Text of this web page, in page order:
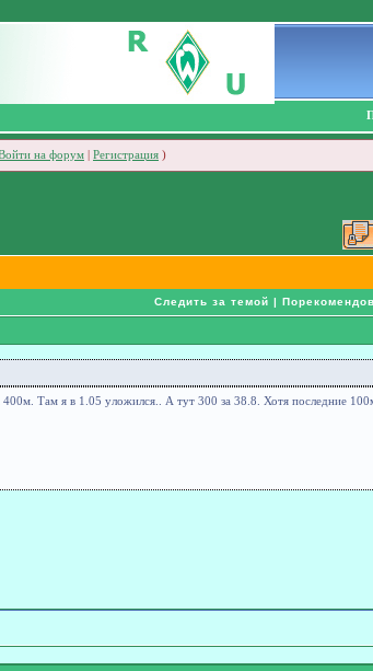
на форум Регистрация )
Следить за темой |
Там я в 1.05 уложился.. А тут 300 за 38.8. Хотя последние